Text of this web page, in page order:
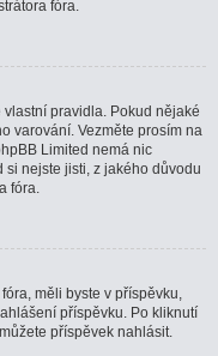
fóra.
pravidla. Pokud nějaké
varování. Vezměte prosím na
Limited nemá nic
nejste jisti, z jakého důvodu
fóra.
měli byste v příspěvku,
příspěvku. Po kliknutí
příspěvek nahlásit.